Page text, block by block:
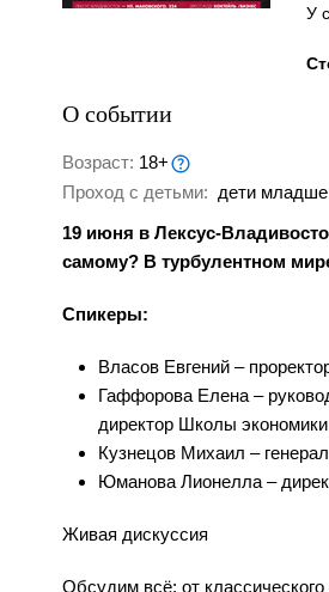
У
О событии
Возраст: 18+
Проход с детьми: дети младше
19 июня в Лексус-
самому? В турбулентном
Спикеры:
Власов Евгений –
Гаффорова Елена –
директор Школы
Кузнецов Михаил –
Юманова Лионелла –
Живая дискуссия
Обсудим всё: от